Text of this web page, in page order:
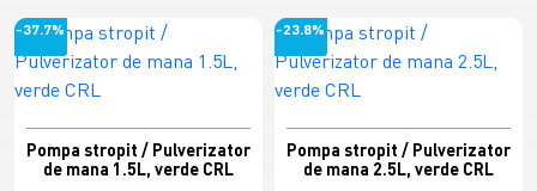
-37.7%
Pompa stropit / Pulverizator
de mana 1.5L, verde CRL
-23.8%
Pompa stropit / Pulverizator
de mana 2.5L, verde CRL